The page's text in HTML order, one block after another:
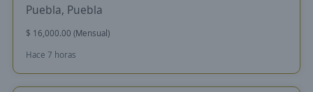
Puebla, Puebla
$ 16,000.00 (Mensual)
Hace 7 horas